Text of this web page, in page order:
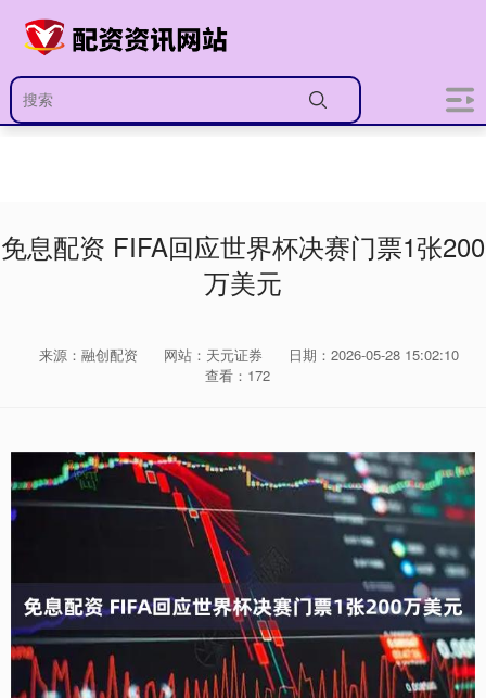
免息配资 FIFA回应世界杯决赛门票1张200
万美元
来源：融创配资 网站：天元证券
日期：2026-05-28 15:02:10
查看：172